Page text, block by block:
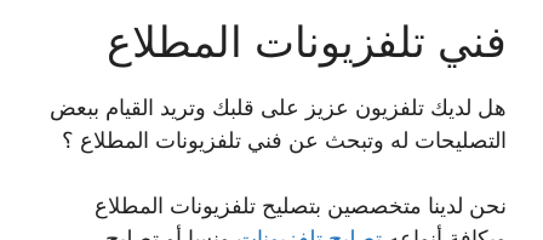
فني تلفزيونات المطلاع
هل لديك تلفزيون عزيز على قلبك وتريد القيام ببعض
التصليحات له وتبحث عن فني تلفزيونات المطلاع ؟
نحن لدينا متخصصين بتصليح تلفزيونات المطلاع